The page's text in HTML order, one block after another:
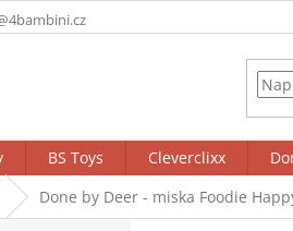
BS Toys Cleverclixx
Done by Deer - miska Foodie